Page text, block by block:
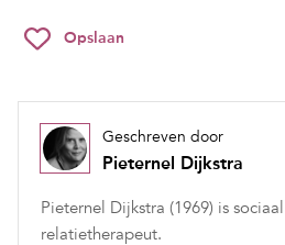
Opslaan
Geschreven door
Pieternel Dijkstra
Pieternel Dijkstra (1969) is
relatietherapeut.